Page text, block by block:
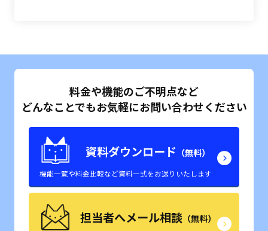
料金や機能のご不明点など
どんなことでもお気軽にお問い合わせください
資料ダウンロード （無料）
機能一覧や料金比較など資料一式をお送りいたします
担当者へメール相談（無料）